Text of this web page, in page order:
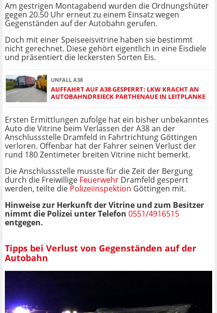
Am gestrigen Montagabend wurden die Ordnungshüter
gegen 20.50 Uhr erneut zu einem Einsatz wegen
Gegenständen auf der Autobahn gerufen.
Doch mit einer Speiseeisvitrine haben sie bestimmt
nicht gerechnet. Diese gehört eigentlich in eine Eisdiele
und präsentiert die leckersten Sorten Eis.
UNFALL A38
AUFFAHRT AUF A38 GESPERRT: LKW KRACHT AN
AUTOBAHNDREIECK PARTHENAUE IN LEITPLANKE
Ersten Ermittlungen zufolge hat ein bisher unbekanntes
Auto die Vitrine beim Verlassen der A38 an der
Anschlussstelle Dramfeld in Fahrtrichtung Göttingen
verloren. Offenbar hat der Fahrer seinen Verlust der
rund 180 Zentimeter breiten Vitrine nicht bemerkt.
Die Anschlussstelle musste für die Zeit der Bergung
durch die Freiwillige Feuerwehr Dramfeld gesperrt
werden, teilte die Polizeiinspektion Göttingen mit.
Hinweise zur Herkunft der Vitrine und zum Besitzer
nimmt die Polizei unter Telefon 0551/4916515
entgegen.
Tipps bei Verlust von Gegenständen auf der
Autobahn